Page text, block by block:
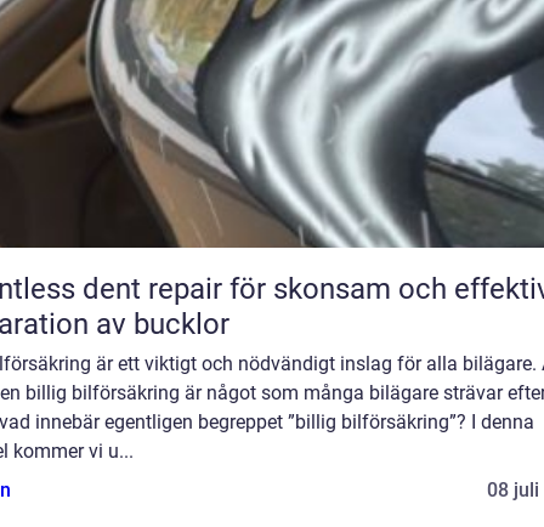
dent repair för skonsam och
av bucklor
är ett viktigt och nödvändigt inslag för alla bilägare.
billig bilförsäkring är något som många bilägare strävar
innebär egentligen begreppet ”billig bilförsäkring”? I denna
kommer vi u...
08 juli